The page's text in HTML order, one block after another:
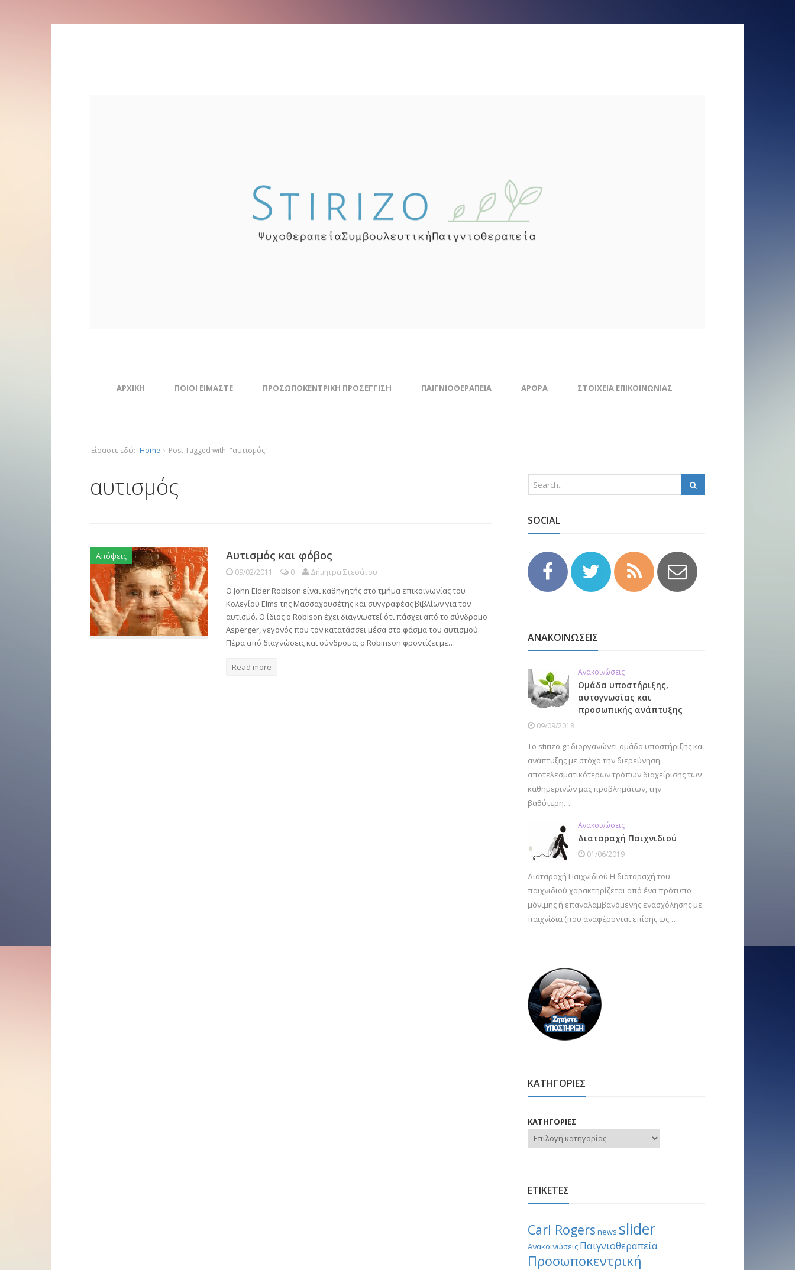
ΑΡΧΙΚΗ ΠΟΙΟΙ ΕΙΜΑΣΤΕ ΠΡΟΣΩΠΟΚΕΝΤΡΙΚΗ ΠΡΟΣΕΓΓΙΣΗ ΠΑΙΓΝΙΟΘΕΡΑΠΕΙΑ ΑΡΘΡΑ ΣΤΟΙΧΕΊΑ ΕΠΙΚΟΙΝΩΝΊΑΣ
Είσαστε εδώ: Home › Post Tagged with: "αυτισμός"
αυτισμός
Απόψεις Αυτισμός και φόβος
09/02/2011 0 Δήμητρα Στεφάτου
Ο John Elder Robison είναι καθηγητής στο τμήμα επικοινωνίας του
Κολεγίου Elms της Μασσαχουσέτης και συγγραφέας βιβλίων για τον
αυτισμό. Ο ίδιος ο Robison έχει διαγνωστεί ότι πάσχει από το σύνδρομο
Asperger, γεγονός που τον κατατάσσει μέσα στο φάσμα του αυτισμού.
Πέρα από διαγνώσεις και σύνδρομα, ο Robinson φροντίζει με…
Read more
SOCIAL
ΑΝΑΚΟΙΝΩΣΕΙΣ
Ανακοινώσεις
Ομάδα υποστήριξης,
αυτογνωσίας και
προσωπικής ανάπτυξης
09/09/2018
Το stirizo.gr διοργανώνει ομάδα υποστήριξης και
ανάπτυξης με στόχο την διερεύνηση
αποτελεσματικότερων τρόπων διαχείρισης των
καθημερινών μας προβλημάτων, την
βαθύτερη…
Ανακοινώσεις
Διαταραχή Παιχνιδιού
01/06/2019
Διαταραχή Παιχνιδιού Η διαταραχή του
παιχνιδιού χαρακτηρίζεται από ένα πρότυπο
μόνιμης ή επαναλαμβανόμενης ενασχόλησης με
παιχνίδια (που αναφέρονται επίσης ως…
ΚΑΤΗΓΟΡΙΕΣ
ΚΑΤΗΓΟΡΙΕΣ
ΕΤΙΚΕΤΕΣ
Carl Rogers news slider
Ανακοινώσεις Παιγνιοθεραπεία
Προσωποκεντρική